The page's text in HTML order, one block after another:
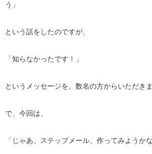
う」
という話をしたのですが、
「知らなかったです！」
というメッセージを、数名の方からいただきま
で、今回は、
「じゃあ、ステップメール、作ってみようかな